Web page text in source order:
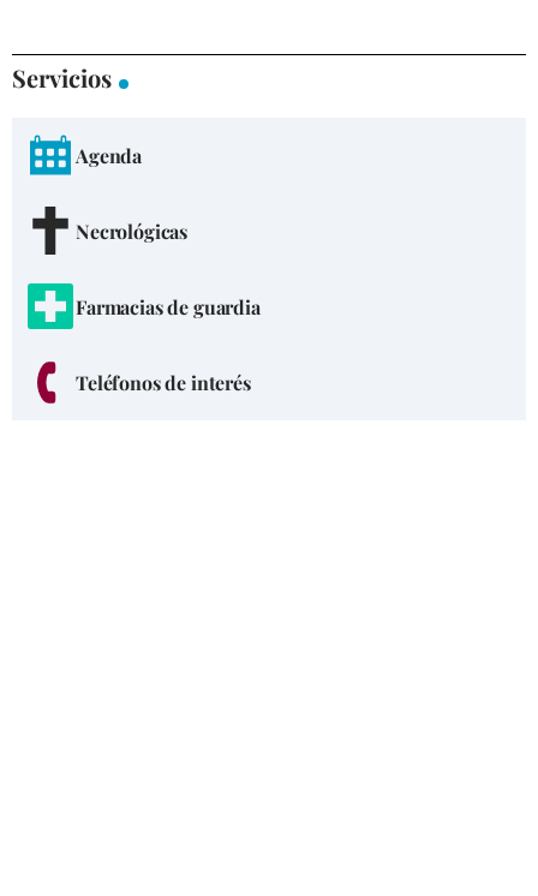
Servicios
Agenda
Necrológicas
Farmacias de guardia
Teléfonos de interés